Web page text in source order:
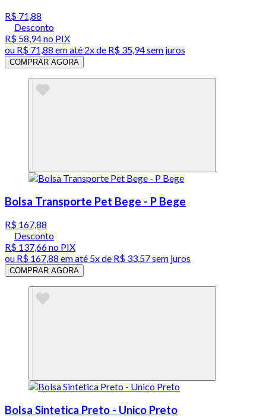
R$ 71,88
Desconto
R$ 58,94no PIX
ou R$ 71,88 em até 2x de R$ 35,94 sem juros
COMPRAR AGORA
Bolsa Transporte Pet Bege - P Bege
R$ 167,88
Desconto
R$ 137,66no PIX
ou R$ 167,88 em até 5x de R$ 33,57 sem juros
COMPRAR AGORA
Bolsa Sintetica Preto - Unico Preto